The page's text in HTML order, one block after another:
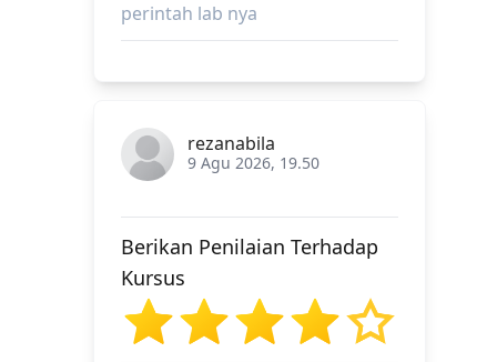
perintah lab nya
rezanabila
9 Agu 2026, 19.50
Berikan Penilaian Terhadap
Kursus